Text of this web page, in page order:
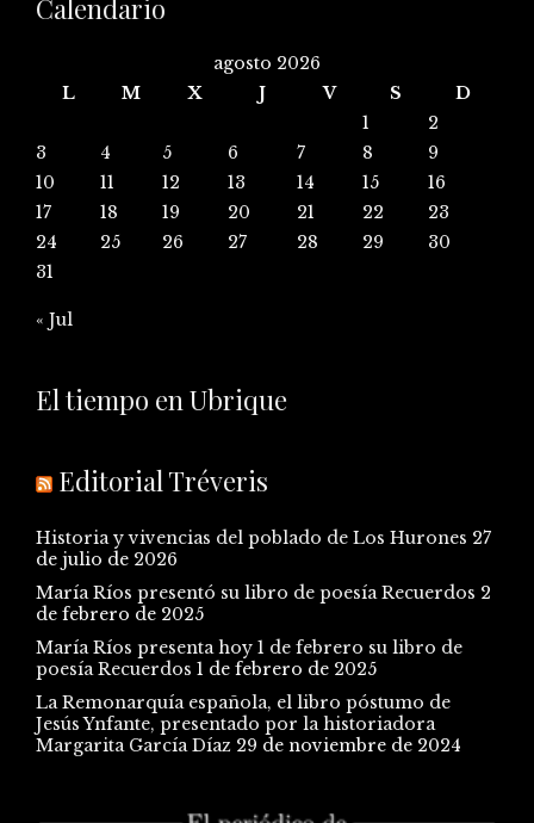
Calendario
agosto 2026
L
M X J V S
D
1
2
3
4 5 6 7 8
9
10
11 12 13 14 15
16
17
18 19 20 21 22
23
24
25 26 27 28 29
30
31
« Jul
El tiempo en Ubrique
Editorial Tréveris
Historia y vivencias del poblado de Los Hurones 27
de julio de 2026
María Ríos presentó su libro de poesía Recuerdos 2
de febrero de 2025
María Ríos presenta hoy 1 de febrero su libro de
poesía Recuerdos 1 de febrero de 2025
La Remonarquía española, el libro póstumo de
Jesús Ynfante, presentado por la historiadora
Margarita García Díaz 29 de noviembre de 2024